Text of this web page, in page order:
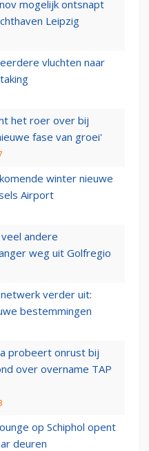
mogelijk ontsnapt
Leipzig
vluchten naar
het roer over bij
fase van groei'
winter nieuwe
Airport
andere
weg uit Golfregio
verder uit:
bestemmingen
probeert onrust bij
over overname TAP
op Schiphol opent
deuren